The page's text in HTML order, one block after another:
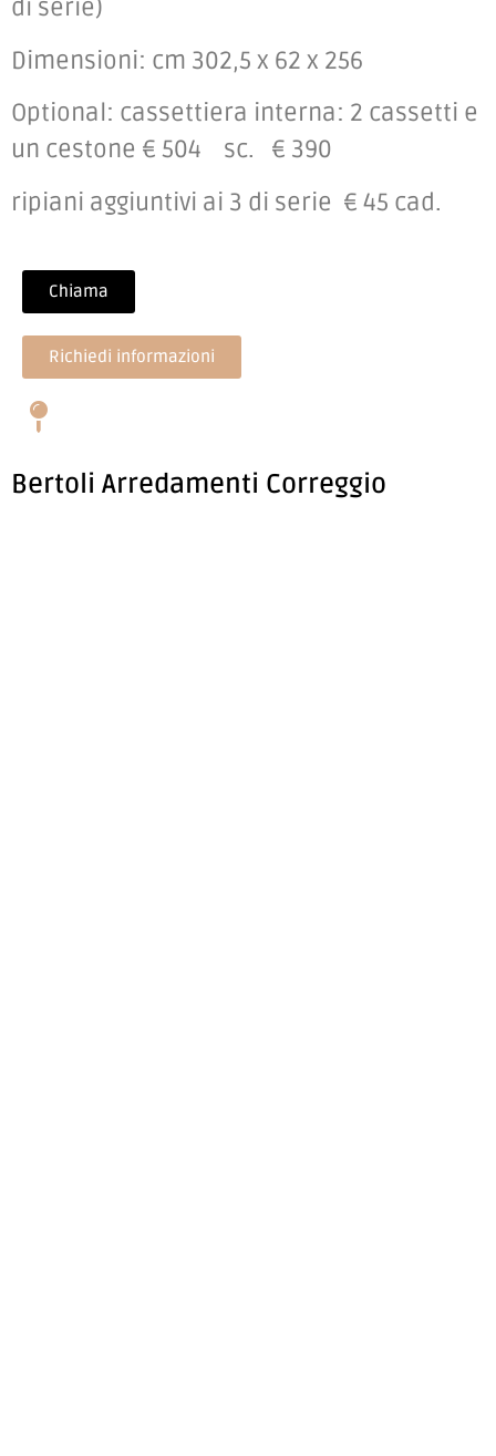
di serie)
Dimensioni: cm 302,5 x 62 x 256
Optional: cassettiera interna: 2 cassetti e
un cestone € 504 sc. € 390
ripiani aggiuntivi ai 3 di serie € 45 cad.
Chiama
Richiedi informazioni
Bertoli Arredamenti Correggio